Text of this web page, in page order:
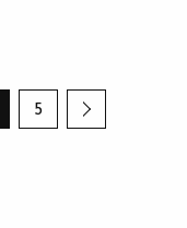
5